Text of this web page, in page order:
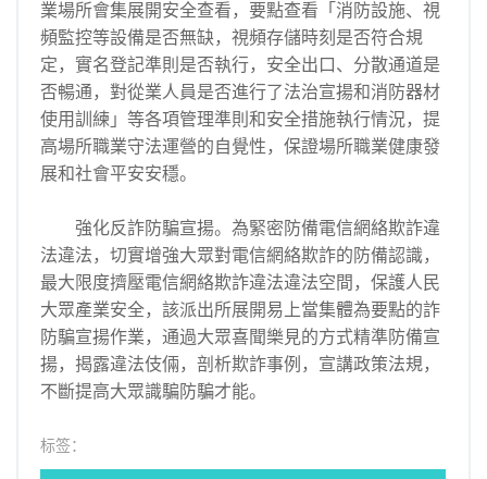
業場所會集展開安全查看，要點查看「消防設施、視
頻監控等設備是否無缺，視頻存儲時刻是否符合規
定，實名登記準則是否執行，安全出口、分散通道是
否暢通，對從業人員是否進行了法治宣揚和消防器材
使用訓練」等各項管理準則和安全措施執行情況，提
高場所職業守法運營的自覺性，保證場所職業健康發
展和社會平安安穩。
強化反詐防騙宣揚。為緊密防備電信網絡欺詐違
法違法，切實增強大眾對電信網絡欺詐的防備認識，
最大限度擠壓電信網絡欺詐違法違法空間，保護人民
大眾產業安全，該派出所展開易上當集體為要點的詐
防騙宣揚作業，通過大眾喜聞樂見的方式精準防備宣
揚，揭露違法伎倆，剖析欺詐事例，宣講政策法規，
不斷提高大眾識騙防騙才能。
标签：